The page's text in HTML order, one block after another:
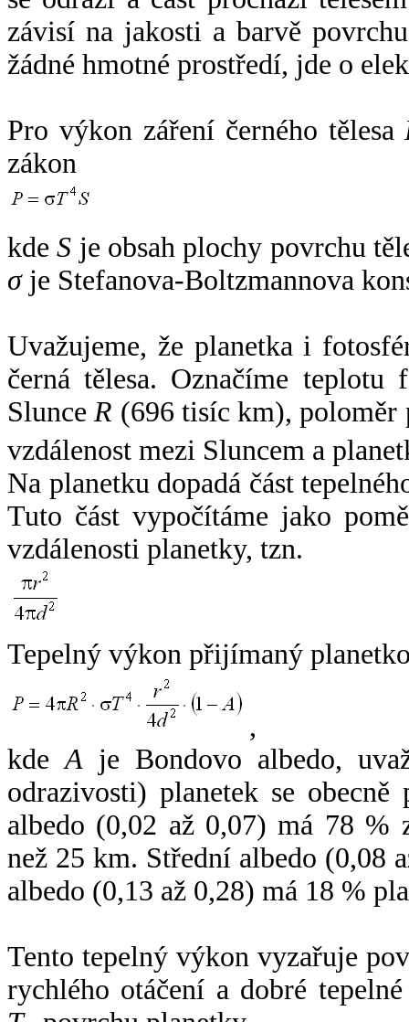
závisí na jakosti a barvě
žádné hmotné prostředí, jde o
Pro výkon záření černého tělesa
zákon
kdeS je obsah plochy povrchu
σje Stefanova-Boltzmannova
Uvažujeme, že planetka i
černá tělesa. Označíme
SlunceR (696 tisíc km),
vzdálenost mezi Sluncem a
Na planetku dopadá část
Tuto část vypočítáme jako
vzdálenosti planetky, tzn.
Tepelný výkon přijímaný
,
kdeA je Bondovo albedo,
odrazivosti) planetek se
albedo (0,02 až 0,07) má 78 %
než 25 km. Střední albedo (0,08
albedo (0,13 až 0,28) má 18 %
Tento tepelný výkon vyzařuje
rychlého otáčení a dobré